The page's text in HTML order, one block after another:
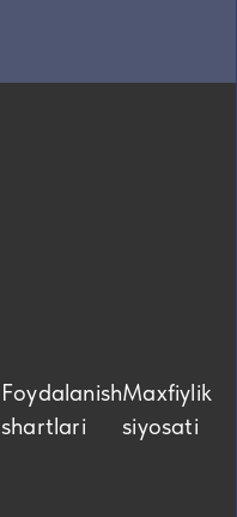
Foydalanish
shartlari
Maxfiylik
siyosati